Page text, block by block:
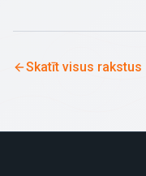
Skatīt visus rakstus